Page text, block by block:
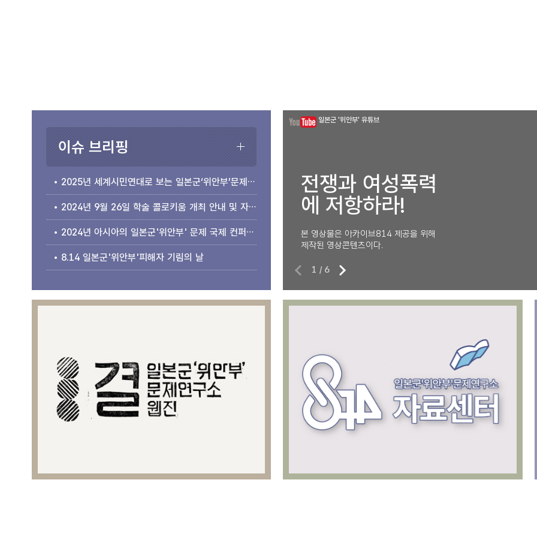
이슈 브리핑
2025년 세계시민연대로 보는 일본군‘위안부’문제 국제 컨퍼런스 개최 안내
2024년 9월 26일 학술 콜로키움 개최 안내 및 자료집 소개
2024년 아시아의 일본군'위안부' 문제 국제 컨퍼런스 개최 안내
8.14 일본군'위안부'피해자 기림의 날
일본군 '위안부' 유튜브
전쟁과 여성폭력
에 저항하라!
본 영상물은 아카이브814 제공을 위해
제작된 영상콘텐츠이다.
1 / 6